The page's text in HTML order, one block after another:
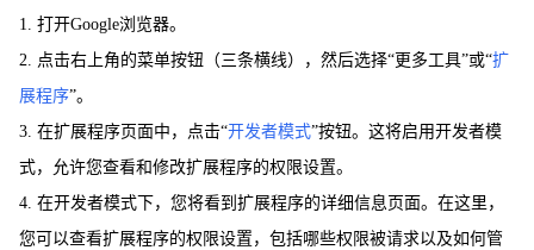
1. 打开Google浏览器。
2. 点击右上角的菜单按钮（三条横线），然后选择“更多工具”或“扩
展程序”。
3. 在扩展程序页面中，点击“开发者模式”按钮。这将启用开发者模
式，允许您查看和修改扩展程序的权限设置。
4. 在开发者模式下，您将看到扩展程序的详细信息页面。在这里，
您可以查看扩展程序的权限设置，包括哪些权限被请求以及如何管